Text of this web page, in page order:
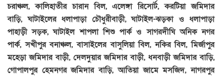
চরাঞ্চল, কালিহাতীর চারান বিল, এলেঙ্গা রিসোর্ট, করটিয়া জমিদার
বাড়ি, ঘাটাইলের ধলাপাড়া চৌধুরীবাড়ী, ঘাটাইল-ঝড়কা ও ধলাপাড়া
পাহাড়ী সড়ক, ঘাটাইল শাপলা শিশু পার্ক ও সাগরদীঘি অনিক নগর
পার্ক, সখীপুর বনাঞ্চল, বাসাইলের বাসুলিয়া বিল, নকির বিল, মির্জাপুর
মহেড়া জমিদার বাড়ী, দেলদুয়ার জমিদার বাড়ী, ধনবাড়ী জমিদার বাড়ি,
গোপালপুর হেমনগর জমিদার বাড়ি, আতিয়া জামে মসজিদ, নাগরপুর